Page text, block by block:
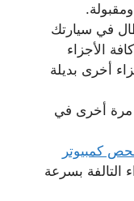
في سيارتك
الأجزاء
أخرى بديلة
مرة أخرى في
كمبيوتر
التالفة بسرعة